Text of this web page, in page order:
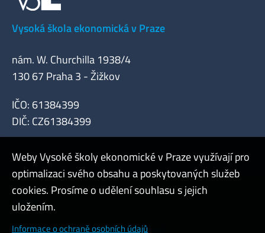
Vysoká škola ekonomická v Praze
nám. W. Churchilla 1938/4
130 67 Praha 3 - Žižkov
IČO: 61384399
DIČ: CZ61384399
Admin
Cookies a ochrana osobních údajů
Weby Vysoké školy ekonomické v Praze využívají pro
optimalizaci svého obsahu a poskytovaných služeb
cookies. Prosíme o udělení souhlasu s jejich
uložením.
Informace o ochraně osobních údajů